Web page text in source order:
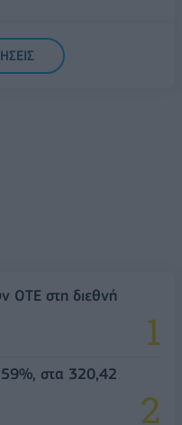
ΟΤΕ στη διεθνή
στα 320,42